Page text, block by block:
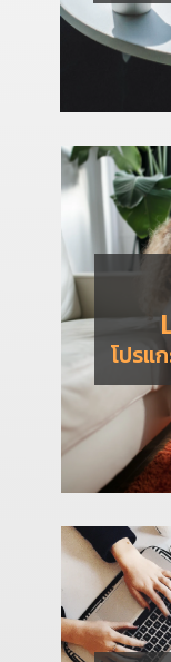
โปรแ